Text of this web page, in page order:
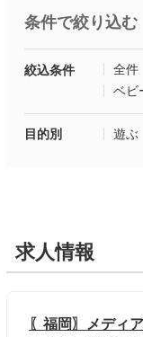
条件で絞り込む
絞込条件 全件
ベビ
目的別 遊ぶ
求人情報
〖福岡〗メディ